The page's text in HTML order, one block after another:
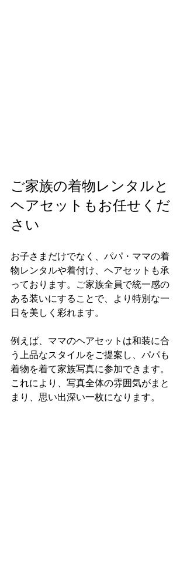
ご家族の着物レンタルと
ヘアセットもお任せくだ
さい
お子さまだけでなく、パパ・ママの着
物レンタルや着付け、ヘアセットも承
っております。ご家族全員で統一感の
ある装いにすることで、より特別な一
日を美しく彩れます。
例えば、ママのヘアセットは和装に合
う上品なスタイルをご提案し、パパも
着物を着て家族写真に参加できます。
これにより、写真全体の雰囲気がまと
まり、思い出深い一枚になります。